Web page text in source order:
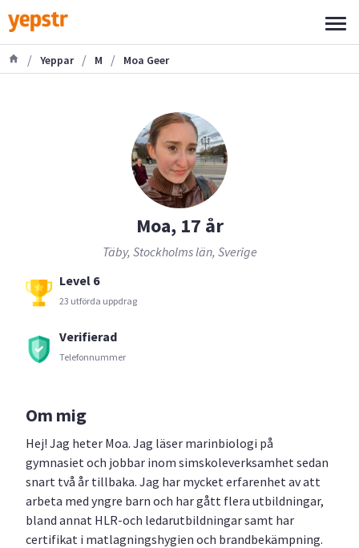
/ Yeppar / M / Moa Geer
Moa, 17 år
Täby, Stockholms län, Sverige
Level 6
23 utförda uppdrag
Verifierad
Telefonnummer
Om mig
Hej! Jag heter Moa. Jag läser marinbiologi på
gymnasiet och jobbar inom simskoleverksamhet sedan
snart två år tillbaka. Jag har mycket erfarenhet av att
arbeta med yngre barn och har gått flera utbildningar,
bland annat HLR-och ledarutbildningar samt har
certifikat i matlagningshygien och brandbekämpning.